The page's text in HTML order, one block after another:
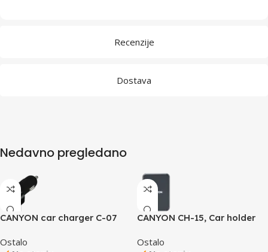
Recenzije
Dostava
Nedavno pregledano
CANYON car charger C-07
Ostalo
CANYON CH-15, Car holder
MegaFix, C-15, 15W, Input:
Ostalo